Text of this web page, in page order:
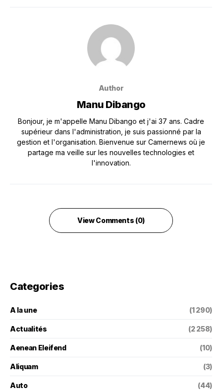
Author
Manu Dibango
Bonjour, je m'appelle Manu Dibango et j'ai 37 ans. Cadre
supérieur dans l'administration, je suis passionné par la
gestion et l'organisation. Bienvenue sur Camernews où je
partage ma veille sur les nouvelles technologies et
l'innovation.
View Comments (0)
Categories
A la une (1 290)
Actualités (2 258)
Aenean Eleifend (10)
Aliquam (3)
Auto (44)